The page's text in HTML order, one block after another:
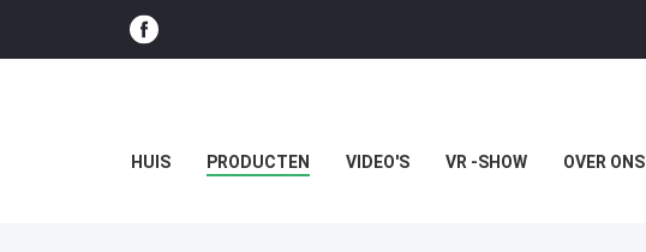
HUIS PRODUCTEN VIDEO'S VR -SHOW OVER ONS